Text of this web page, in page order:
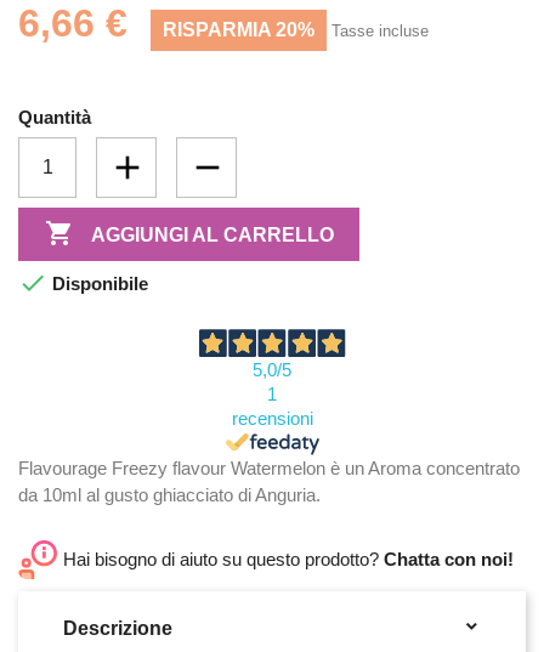
6,66 € RISPARMIA 20% Tasse incluse
Quantità
 AGGIUNGI AL CARRELLO
 Disponibile
5,0/5
1
recensioni
Flavourage Freezy flavour Watermelon è un Aroma concentrato
da 10ml al gusto ghiacciato di Anguria.
Hai bisogno di aiuto su questo prodotto? Chatta con noi!
Descrizione 